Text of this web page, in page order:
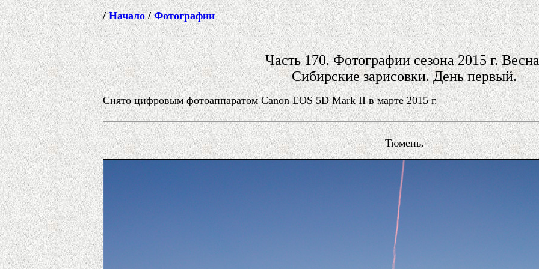
/Начало/Фотографии
Часть 170. Фотографии сезона 2015 г.
Сибирские зарисовки. День первый.
Снято цифровым фотоаппаратом Canon EOS 5D Mark II в марте 2015 г.
Тюмень.